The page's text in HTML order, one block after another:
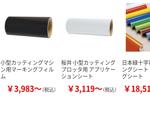
小型カッティングマシ
ン用マーキングフィル
ム
￥3,983～（税込）
桜井 小型カッティング
プロッタ用 アプリケー
ションシート
￥3,119～（税込）
日本緑十
ングシー
グシート
￥